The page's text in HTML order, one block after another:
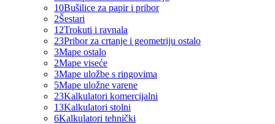
10Bušilice za papir i pribor
2Šestari
12Trokuti i ravnala
23Pribor za crtanje i geometriju ostalo
3Mape ostalo
2Mape viseće
3Mape uložbe s ringovima
5Mape uložne varene
23Kalkulatori komercijalni
13Kalkulatori stolni
6Kalkulatori tehnički